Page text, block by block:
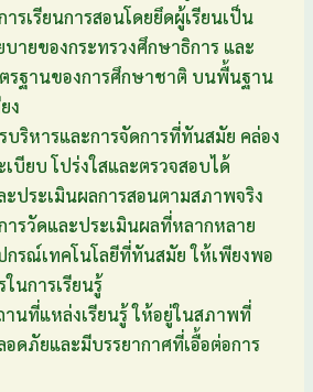
รเรียนการสอนโดยยึดผู้เรียนเป็น
ายของกระทรวงศึกษาธิการ และ
รฐานของการศึกษาชาติ บนพื้นฐาน
ง
ริหารและการจัดการที่ทันสมัย คล่อง
บียบ โปร่งใสและตรวจสอบได้
ประเมินผลการสอนตามสภาพจริง
ารวัดและประเมินผลที่หลากหลาย
รณ์เทคโนโลยีที่ทันสมัย ให้เพียงพอ
นการเรียนรู้
นที่แหล่งเรียนรู้ ให้อยู่ในสภาพที่
ดภัยและมีบรรยากาศที่เอื้อต่อการ